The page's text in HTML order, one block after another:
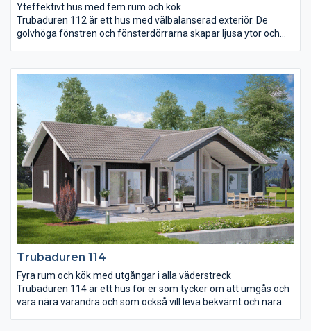
Yteffektivt hus med fem rum och kök
Trubaduren 112 är ett hus med välbalanserad exteriör. De
golvhöga fönstren och fönsterdörrarna skapar ljusa ytor och
upp av kyl och frys som också bildar en användbar vägg att till
exempel placera braskaminen mot. I anslutning till
vardagsrummet finns ett separat allrum som är perfekt att
utnyttja när man behöver dra sig undan från kökets stök och
bök. Trubaduren 112 har även tre fina sovrum där
föräldrasovrummet är utrustat med en lyxig
skjutdörrsgarderob som standard.
Trubaduren 114
Fyra rum och kök med utgångar i alla väderstreck
Trubaduren 114 är ett hus för er som tycker om att umgås och
vara nära varandra och som också vill leva bekvämt och nära